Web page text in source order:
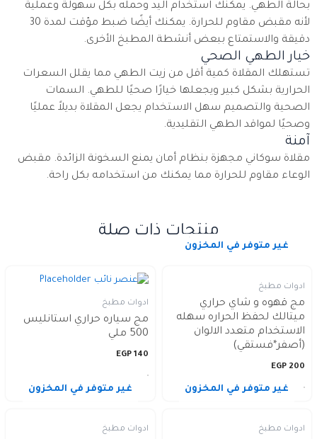
بحالة الطهي. يمكنك استخدام اليد وحمله بكل سهولة وعملية
لأنه مقبض مقاوم للحرارة. يمكنك أيضًا ضبط مؤقت لمدة 30
دقيقة والاستمتاع ببعض أنشطة المطبخ الأخرى.
خيار الطهي الصحي
تستهلك المقلاة كمية أقل من زيت الطهي مما يقلل السعرات
الحرارية بشكل كبير ويجعلها خيارًا صحيًا للطهي. السمات
الصحية والتصميم سهل الاستخدام يجعل المقلاة بديلاً عمليًا
وصحيًا لمواقد الطهي التقليدية.
آمنة
مقلاة سوكاني مجهزة بنظام أمان يمنع السخونة الزائدة. مقبض
الوعاء مقاوم للحرارة مما يمكنك من استخدامه بكل راحة.
منتجات ذات صلة
غير متوفر في المخزون
ادوات مطبخ
مج قهوه و شاي حراري
ميتالك لحفظ الحراره سهله
الاستخدام متعدد الالوان
(أصفر*فستقي)
200
EGP
ادوات مطبخ
مج سياره حراري استانليس
500 ملي
140
EGP
غير متوفر في المخزون
ادوات مطبخ
غير متوفر في المخزون
ادوات مطبخ